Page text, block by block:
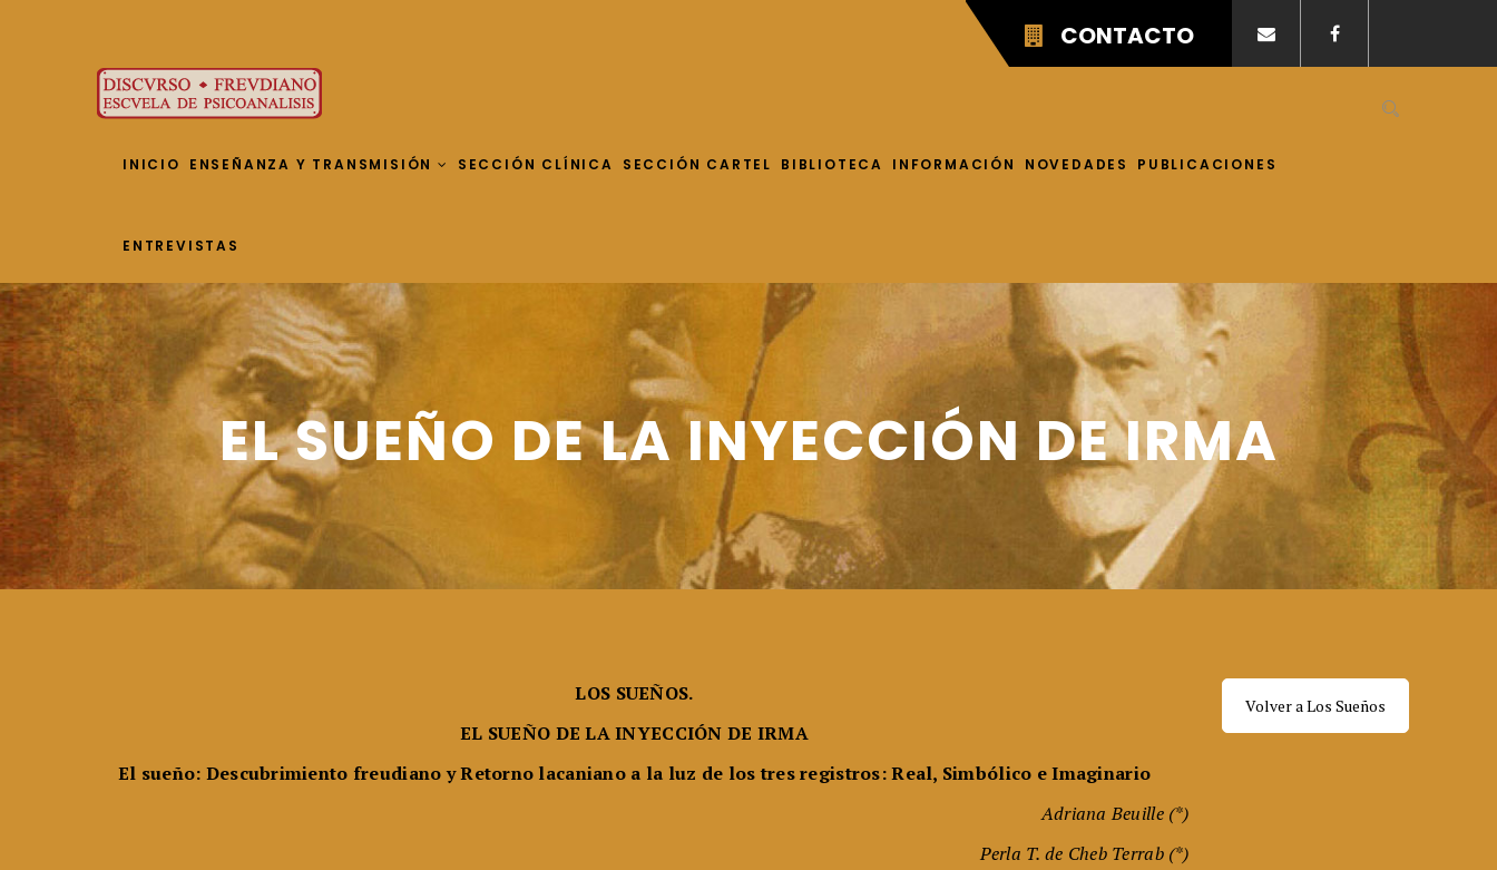
CONTACTO
INICIO ENSEÑANZA Y TRANSMISIÓN SECCIÓN CLÍNICA SECCIÓN CARTEL BIBLIOTECA INFORMACIÓN NOVEDADES PUBLICACIONES
ENTREVISTAS
EL SUEÑO DE LA INYECCIÓN DE IRMA
LOS SUEÑOS.
EL SUEÑO DE LA INYECCIÓN DE IRMA
El sueño: Descubrimiento freudiano y Retorno lacaniano a la luz de los tres registros: Real, Simbólico e Imaginario
Adriana Beuille (*)
Perla T. de Cheb Terrab (*)
Volver a Los Sueños